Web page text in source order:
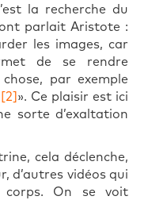
la recherche du
parlait Aristote :
les images, car
de se rendre
par exemple
[2] ». Ce plaisir est ici
sorte d’exaltation
cela déclenche,
d’autres vidéos qui
corps. On se voit